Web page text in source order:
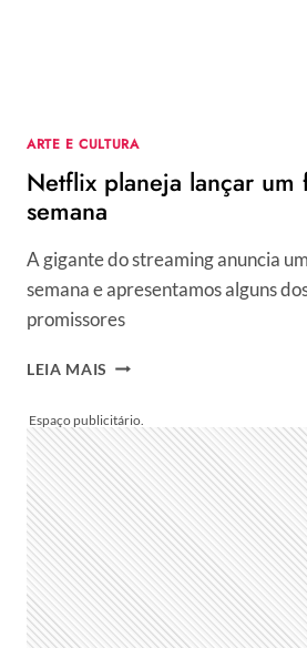
ARTE E CULTURA
Netflix planeja lançar um
semana
A gigante do streaming anuncia
semana e apresentamos alguns
promissores
LEIA MAIS NETFLIX
UM
FILME
POR
SEMANA